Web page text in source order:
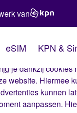
Met deze cookies
je dankzij cookies
website. Hiermee
kunnen
aanpassen.
van
eSIM KPN &